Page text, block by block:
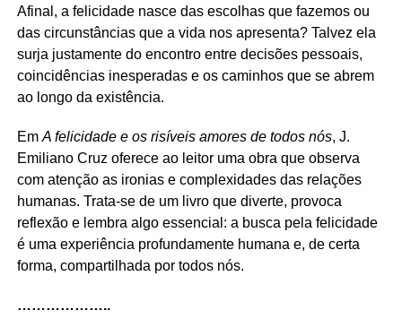
Afinal, a felicidade nasce das escolhas que fazemos ou
das circunstâncias que a vida nos apresenta? Talvez ela
surja justamente do encontro entre decisões pessoais,
coincidências inesperadas e os caminhos que se abrem
ao longo da existência.
Em A felicidade e os risíveis amores de todos nós, J.
Emiliano Cruz oferece ao leitor uma obra que observa
com atenção as ironias e complexidades das relações
humanas. Trata-se de um livro que diverte, provoca
reflexão e lembra algo essencial: a busca pela felicidade
é uma experiência profundamente humana e, de certa
forma, compartilhada por todos nós.
………………..